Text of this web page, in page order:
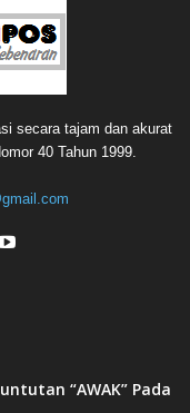
secara tajam dan akurat
40 Tahun 1999.
“AWAK” Pada